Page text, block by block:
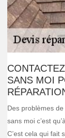
SANS MOI
Des problèmes
sans moi c’est
C’est cela qui fait